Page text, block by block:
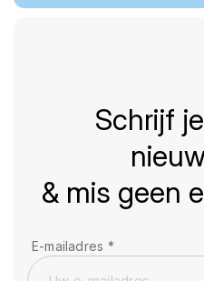
Schrijf
& mis geen
E-mailadres *